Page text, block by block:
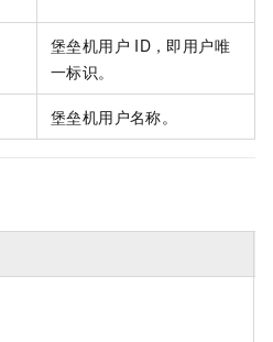
堡垒机用户 ID，即用户唯
一标识。
堡垒机用户名称。